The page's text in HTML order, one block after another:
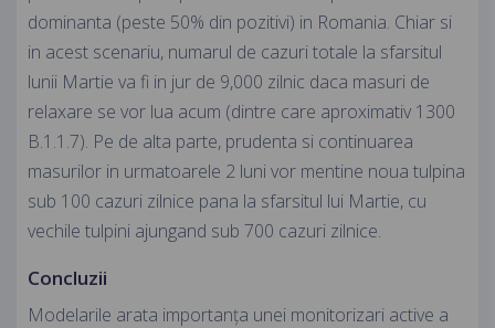
dominanta (peste 50% din pozitivi) in Romania. Chiar si
in acest scenariu, numarul de cazuri totale la sfarsitul
lunii Martie va fi in jur de 9,000 zilnic daca masuri de
relaxare se vor lua acum (dintre care aproximativ 1300
B.1.1.7). Pe de alta parte, prudenta si continuarea
masurilor in urmatoarele 2 luni vor mentine noua tulpina
sub 100 cazuri zilnice pana la sfarsitul lui Martie, cu
vechile tulpini ajungand sub 700 cazuri zilnice.
Concluzii
Modelarile arata importanța unei monitorizari active a